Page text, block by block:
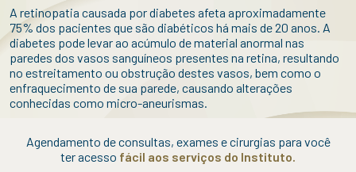
A retinopatia causada por diabetes afeta aproximadamente
75% dos pacientes que são diabéticos há mais de 20 anos. A
diabetes pode levar ao acúmulo de material anormal nas
paredes dos vasos sanguíneos presentes na retina, resultando
no estreitamento ou obstrução destes vasos, bem como o
enfraquecimento de sua parede, causando alterações
conhecidas como micro-aneurismas.
Agendamento de consultas, exames e cirurgias para você
ter acesso fácil aos serviços do Instituto.